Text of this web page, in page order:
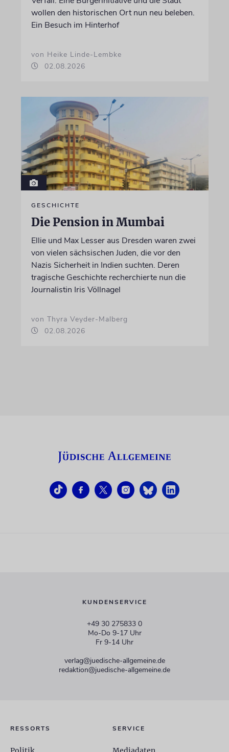
wollen den historischen Ort nun neu beleben.
Ein Besuch im Hinterhof
von Heike Linde-Lembke
02.08.2026
GESCHICHTE
Die Pension in Mumbai
Ellie und Max Lesser aus Dresden waren zwei
von vielen sächsischen Juden, die vor den
Nazis Sicherheit in Indien suchten. Deren
tragische Geschichte recherchierte nun die
Journalistin Iris Völlnagel
von Thyra Veyder-Malberg
02.08.2026
KUNDENSERVICE
+49 30 275833 0
Mo-Do 9-17 Uhr
Fr 9-14 Uhr
verlag@juedische-allgemeine.de
redaktion@juedische-allgemeine.de
RESSORTS SERVICE